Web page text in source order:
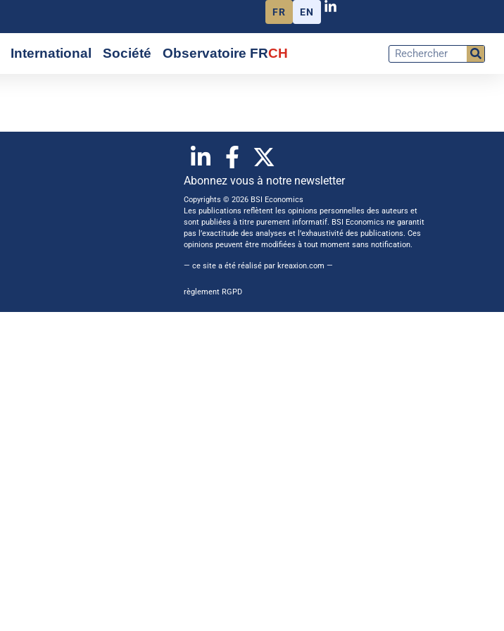
FR EN
International Société Observatoire FRCH
Abonnez vous à notre newsletter
Copyrights © 2026 BSI Economics
Les publications reflètent les opinions personnelles des auteurs et
sont publiées à titre purement informatif. BSI Economics ne garantit
pas l’exactitude des analyses et l’exhaustivité des publications. Ces
opinions peuvent être modifiées à tout moment sans notification.
— ce site a été réalisé par kreaxion.com —
règlement RGPD